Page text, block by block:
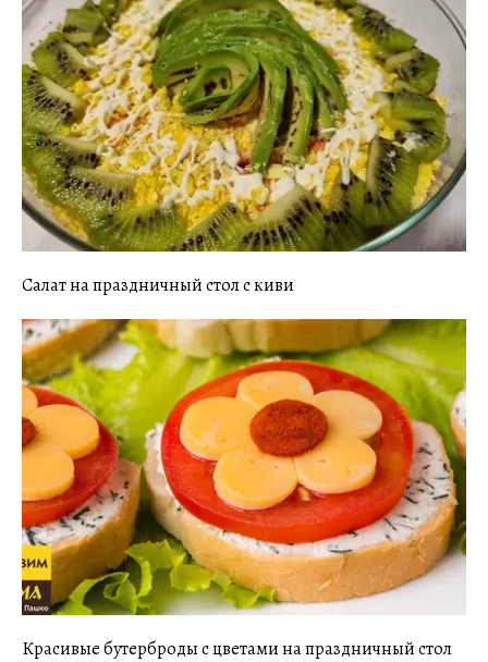
Салат на праздничный стол с киви
Красивые бутерброды с цветами на праздничный стол